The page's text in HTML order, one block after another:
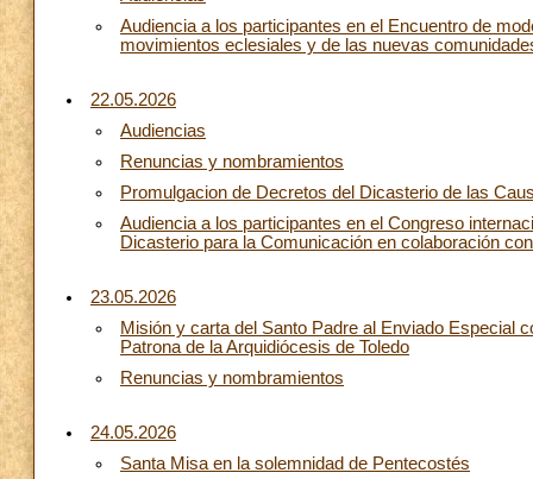
Audiencia a los participantes en el Encuentro de
movimientos eclesiales y de las nuevas
22.05.2026
Audiencias
Renuncias y nombramientos
Promulgacion de Decretos del Dicasterio de las
Audiencia a los participantes en el Congreso
Dicasterio para la Comunicación en colaboración
23.05.2026
Misión y carta del Santo Padre al Enviado Especial
Patrona de la Arquidiócesis de Toledo
Renuncias y nombramientos
24.05.2026
Santa Misa en la solemnidad de Pentecostés